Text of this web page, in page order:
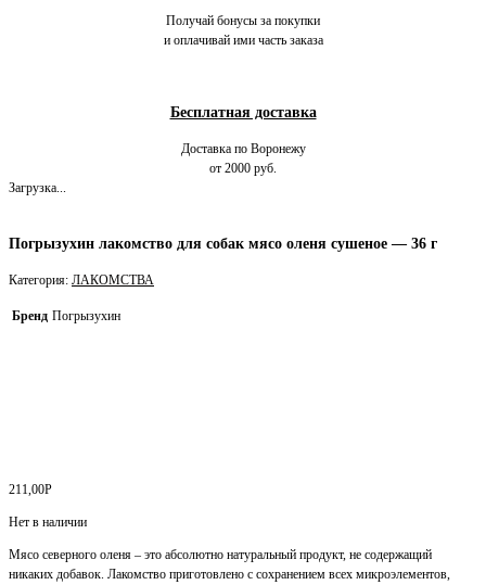
Получай бонусы за покупки
и оплачивай ими часть заказа
Бесплатная доставка
Доставка по Воронежу
от 2000 руб.
Загрузка...
Погрызухин лакомство для собак мясо оленя сушеное — 36 г
Категория: ЛАКОМСТВА
Бренд Погрызухин
211,00Р
Нет в наличии
Мясо северного оленя – это абсолютно натуральный продукт, не содержащий
никаких добавок. Лакомство приготовлено с сохранением всех микроэлементов,